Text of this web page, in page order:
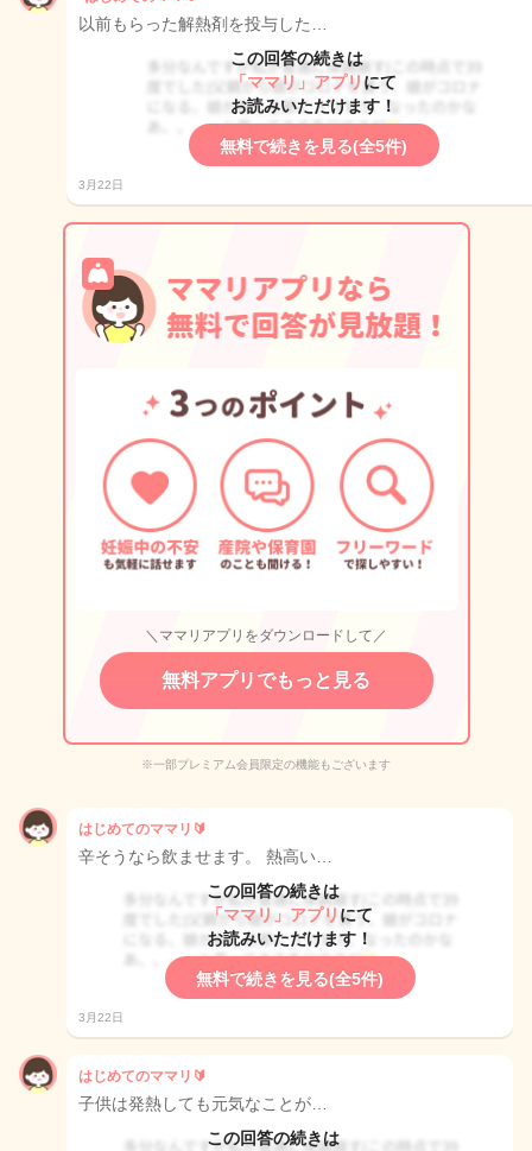
以前もらった解熱剤を投与した…
この回答の続きは
「ママリ」アプリ にて
お読みいただけます！
無料で続きを見る(全5件)
3月22日
＼ママリアプリをダウンロードして／
無料アプリでもっと見る
※一部プレミアム会員限定の機能もございます
はじめてのママリ🔰
辛そうなら飲ませます。 熱高い…
この回答の続きは
「ママリ」アプリ にて
お読みいただけます！
無料で続きを見る(全5件)
3月22日
はじめてのママリ🔰
子供は発熱しても元気なことが…
この回答の続きは